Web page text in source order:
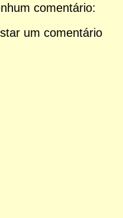
comentário:
um comentário